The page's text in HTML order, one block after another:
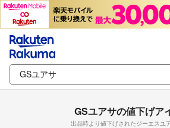
GSユアサの値下げア
出品時より値下げされたジーエスユ